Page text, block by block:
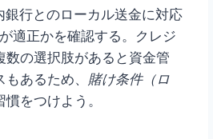
銀行とのローカル送金に対応
適正かを確認する。クレジ
数の選択肢があると資金管
あるため、 賭け条件（ロ
をつけよう。